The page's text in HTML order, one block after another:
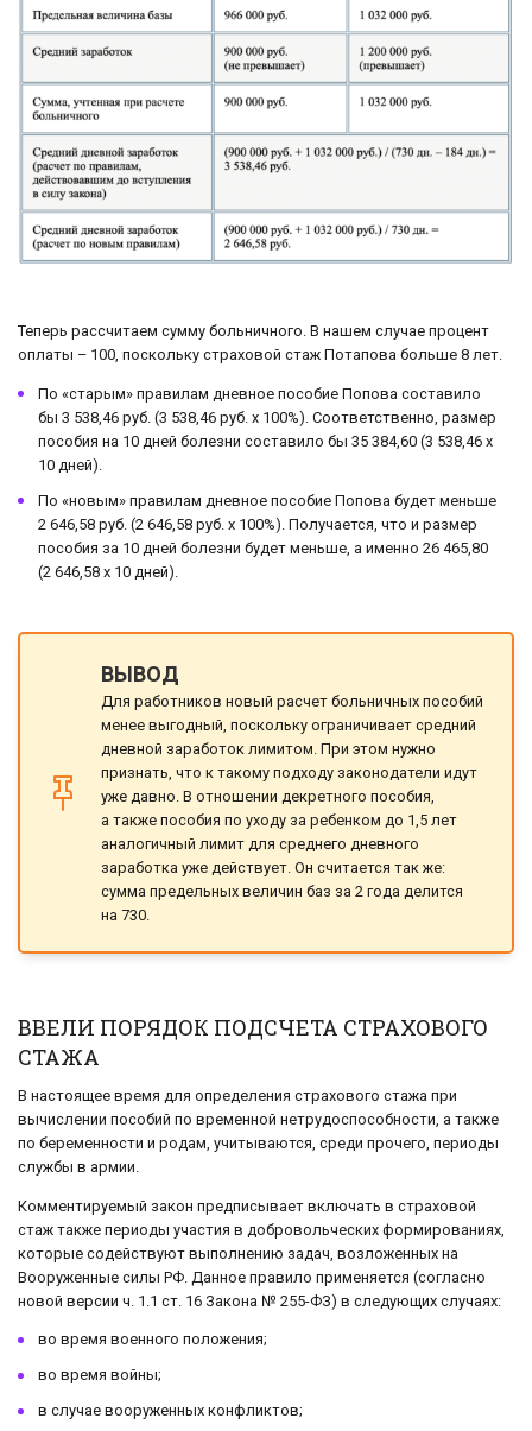
Теперь рассчитаем сумму больничного. В нашем случае процент
оплаты – 100, поскольку страховой стаж Потапова больше 8 лет.
По «старым» правилам дневное пособие Попова составило
бы 3 538,46 руб. (3 538,46 руб. x 100%). Соответственно, размер
пособия на 10 дней болезни составило бы 35 384,60 (3 538,46 х
10 дней).
По «новым» правилам дневное пособие Попова будет меньше
2 646,58 руб. (2 646,58 руб. x 100%). Получается, что и размер
пособия за 10 дней болезни будет меньше, а именно 26 465,80
(2 646,58 х 10 дней).
ВЫВОД
Для работников новый расчет больничных пособий
менее выгодный, поскольку ограничивает средний
дневной заработок лимитом. При этом нужно
признать, что к такому подходу законодатели идут
уже давно. В отношении декретного пособия,
а также пособия по уходу за ребенком до 1,5 лет
аналогичный лимит для среднего дневного
заработка уже действует. Он считается так же:
сумма предельных величин баз за 2 года делится
на 730.
ВВЕЛИ ПОРЯДОК ПОДСЧЕТА СТРАХОВОГО
СТАЖА
В настоящее время для определения страхового стажа при
вычислении пособий по временной нетрудоспособности, а также
по беременности и родам, учитываются, среди прочего, периоды
службы в армии.
Комментируемый закон предписывает включать в страховой
стаж также периоды участия в добровольческих формированиях,
которые содействуют выполнению задач, возложенных на
Вооруженные силы РФ. Данное правило применяется (согласно
новой версии ч. 1.1 ст. 16 Закона № 255-ФЗ) в следующих случаях:
во время военного положения;
во время войны;
в случае вооруженных конфликтов;